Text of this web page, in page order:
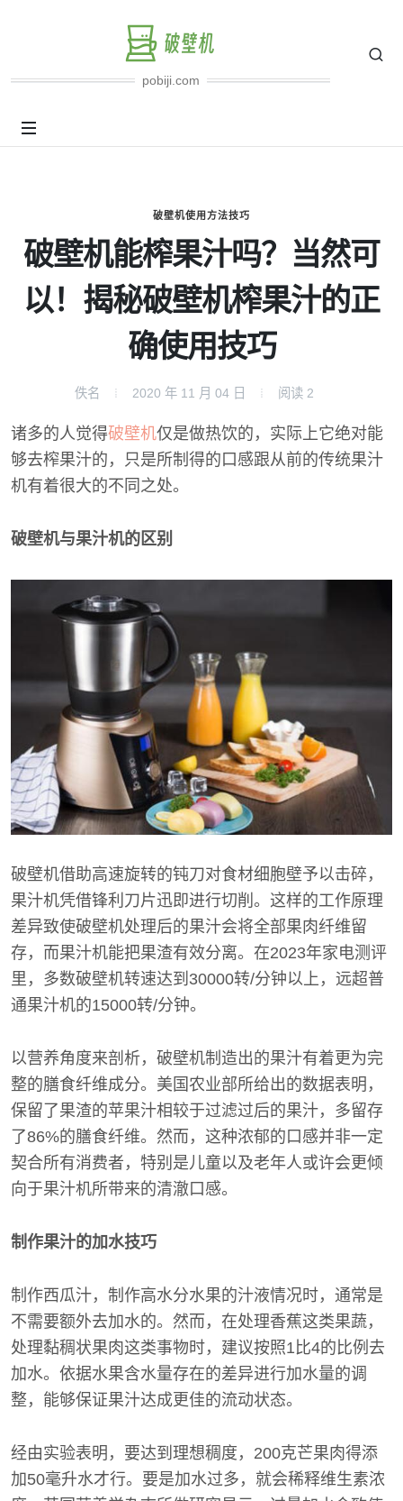
pobiji.com
破壁机使用方法技巧
破壁机能榨果汁吗？当然可
以！揭秘破壁机榨果汁的正
确使用技巧
佚名 2020 年 11 月 04 日 阅读 2
诸多的人觉得破壁机仅是做热饮的，实际上它绝对能
够去榨果汁的，只是所制得的口感跟从前的传统果汁
机有着很大的不同之处。
破壁机与果汁机的区别
破壁机借助高速旋转的钝刀对食材细胞壁予以击碎，
果汁机凭借锋利刀片迅即进行切削。这样的工作原理
差异致使破壁机处理后的果汁会将全部果肉纤维留
存，而果汁机能把果渣有效分离。在2023年家电测评
里，多数破壁机转速达到30000转/分钟以上，远超普
通果汁机的15000转/分钟。
以营养角度来剖析，破壁机制造出的果汁有着更为完
整的膳食纤维成分。美国农业部所给出的数据表明，
保留了果渣的苹果汁相较于过滤过后的果汁，多留存
了86%的膳食纤维。然而，这种浓郁的口感并非一定
契合所有消费者，特别是儿童以及老年人或许会更倾
向于果汁机所带来的清澈口感。
制作果汁的加水技巧
制作西瓜汁，制作高水分水果的汁液情况时，通常是
不需要额外去加水的。然而，在处理香蕉这类果蔬，
处理黏稠状果肉这类事物时，建议按照1比4的比例去
加水。依据水果含水量存在的差异进行加水量的调
整，能够保证果汁达成更佳的流动状态。
经由实验表明，要达到理想稠度，200克芒果肉得添
加50毫升水才行。要是加水过多，就会稀释维生素浓